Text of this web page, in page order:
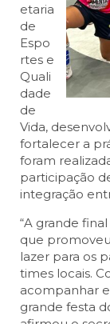
etaria
de
Espo
rtes e
Quali
dade
de
Vida,
fortalecer a
foram
participação
integração
“A grande
que
lazer para os
times locais.
acompanhar
grande festa